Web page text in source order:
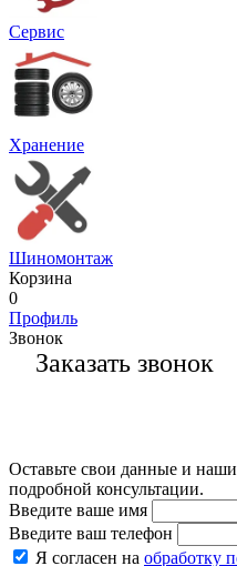
Сервис
Хранение
Шиномонтаж
Корзина
0
Профиль
Звонок
Заказать звонок
Оставьте свои данные и
подробной консультации.
Введите ваше имя
Введите ваш телефон
Я согласен на обработку